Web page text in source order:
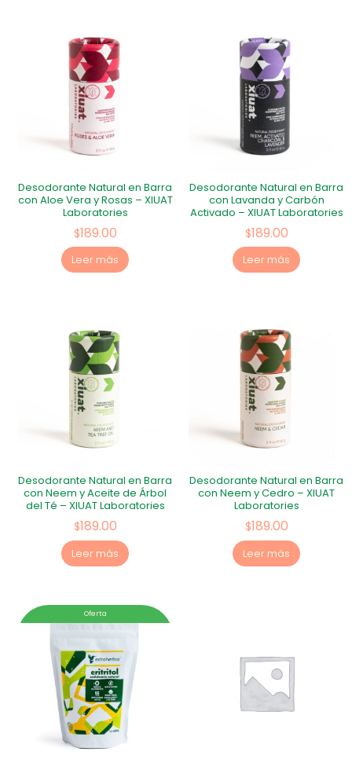
Desodorante Natural en Barra
con Aloe Vera y Rosas – XIUAT
Laboratories
$189.00
Leer más
Desodorante Natural en Barra
con Lavanda y Carbón
Activado – XIUAT Laboratories
$189.00
Leer más
Desodorante Natural en Barra
con Neem y Aceite de Árbol
del Té – XIUAT Laboratories
$189.00
Leer más
Desodorante Natural en Barra
con Neem y Cedro – XIUAT
Laboratories
$189.00
Leer más
Oferta